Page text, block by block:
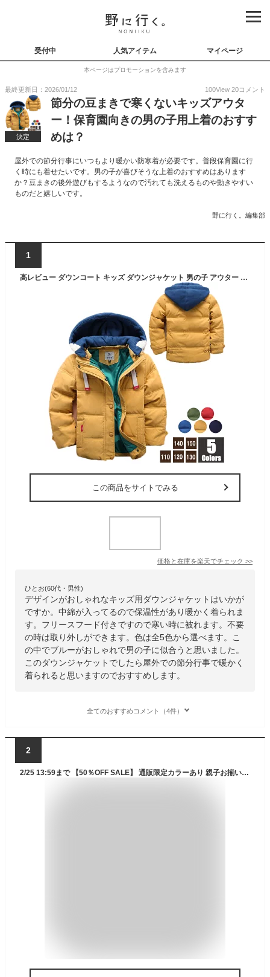
受付中 人気アイテム マイページ
本ページはプロモーションを含みます
最終更新日：2026/01/12 100View 20コメント
決定
節分の豆まきで寒くないキッズアウタ
ー！保育園向きの男の子用上着のおすす
めは？
屋外での節分行事にいつもより暖かい防寒着が必要です。普段保育園に行
く時にも着せたいです。男の子が喜びそうな上着のおすすめはあります
か？豆まきの後外遊びもするようなので汚れても洗えるものや動きやすい
ものだと嬉しいです。
野に行く。編集部
1
高レビュー ダウンコート キッズ ダウンジャケット 男の子 アウター 女の子 フード付き 子供服 子ども服 子供コート 中綿 オーバー ジャケット キッズコート ボーイ ガール キッズ ダウンジャケット 男の子 上着 女の子110 120 130 140 150 男の子 ダウンコート 女の子
この商品をサイトでみる
価格と在庫を楽天でチェック >>
ひとお(60代・男性)
デザインがおしゃれなキッズ用ダウンジャケットはいかが
ですか。中綿が入ってるので保温性があり暖かく着られま
す。フリースフード付きですので寒い時に被れます。不要
の時は取り外しができます。色は全5色から選べます。こ
の中でブルーがおしゃれで男の子に似合うと思いました。
このダウンジャケットでしたら屋外での節分行事で暖かく
着られると思いますのでおすすめします。
全てのおすすめコメント（4件）
2
2/25 13:59まで 【50％OFF SALE】 通販限定カラーあり 親子お揃い 中綿 ブルゾン 8644K 撥水 ベビードール BABYDOLL 子供服 ベビー キッズ 男の子 女の子 中綿アウター セール